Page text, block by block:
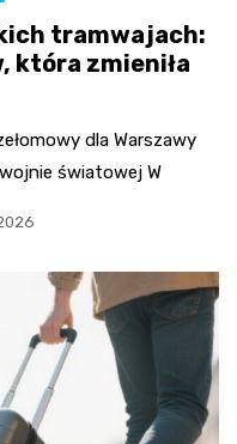
tramwajach:
która zmieniła
dla Warszawy
światowej W